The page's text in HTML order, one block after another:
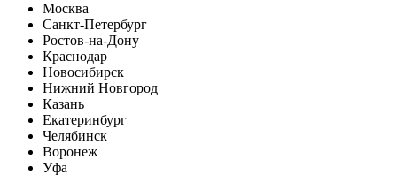
Москва
Санкт-Петербург
Ростов-на-Дону
Краснодар
Новосибирск
Нижний Новгород
Казань
Екатеринбург
Челябинск
Воронеж
Уфа